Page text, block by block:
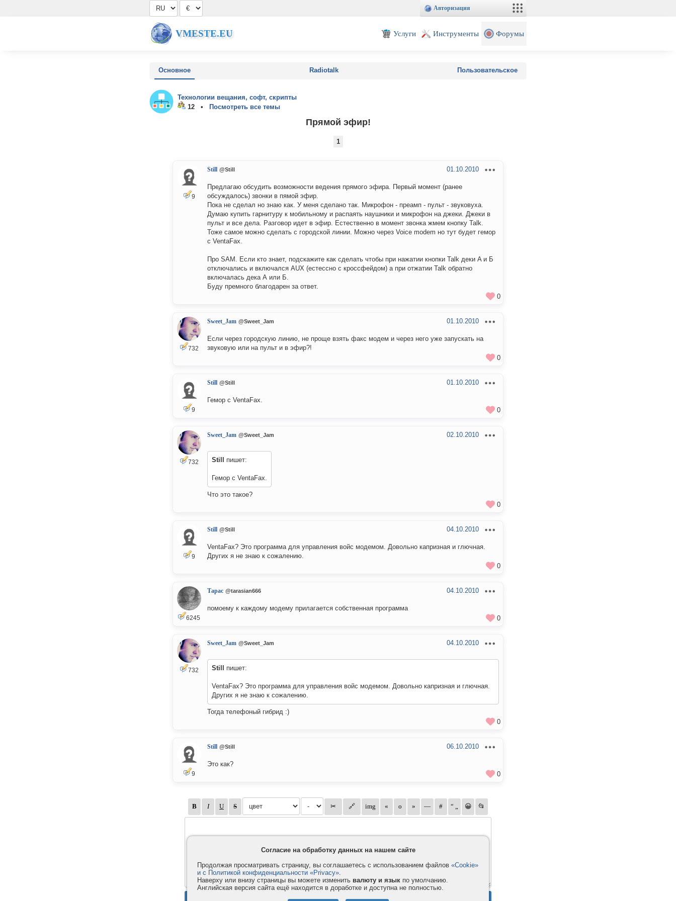
Авторизация
VMESTE.EU Услуги Инструменты Форумы
Основное Radiotalk Пользовательское
Технологии вещания, софт, скрипты
12 •
Посмотреть все темы
Прямой эфир!
1
9
Still @Still 01.10.2010
Предлагаю обсудить возможности ведения прямого эфира. Первый момент (ранее
обсуждалось) звонки в пямой эфир.
Пока не сделал но знаю как. У меня сделано так. Микрофон - преамп - пульт - звуковуха.
Думаю купить гарнитуру к мобильному и распаять наушники и микрофон на джеки. Джеки в
пульт и все дела. Разговор идет в эфир. Естественно в момент звонка жмем кнопку Talk.
Тоже самое можно сделать с городской линии. Можно через Voice modem но тут будет гемор
с VentaFax.
Про SAM. Если кто знает, подскажите как сделать чтобы при нажатии кнопки Talk деки A и Б
отключались и включался AUX (естессно с кроссфейдом) а при отжатии Talk обратно
включалась дека А или Б.
Буду премного благодарен за ответ.
0
732
Sweet_Jam @Sweet_Jam 01.10.2010
Если через городскую линию, не проще взять факс модем и через него уже запускать на
звуковую или на пульт и в эфир?!
0
9
Still @Still 01.10.2010
Гемор с VentaFax.
0
732
Sweet_Jam @Sweet_Jam 02.10.2010
Still пишет:
Гемор с VentaFax.
Что это такое?
0
9
Still @Still 04.10.2010
VentaFax? Это программа для управления войс модемом. Довольно капризная и глючная.
Других я не знаю к сожалению.
0
6245
Тарас @tarasian666 04.10.2010
помоему к каждому модему прилагается собственная программа
0
732
Sweet_Jam @Sweet_Jam 04.10.2010
Still пишет:
VentaFax? Это программа для управления войс модемом. Довольно капризная и глючная.
Других я не знаю к сожалению.
Тогда телефоный гибрид :)
0
9
Still @Still 06.10.2010
Это как?
0
Согласие на обработку данных на нашем сайте
Продолжая просматривать страницу, вы соглашаетесь с использованием файлов «Cookie»
и с Политикой конфиденциальности «Privacy».
Наверху или внизу страницы вы можете изменить валюту и язык по умолчанию.
Английская версия сайта ещё находится в доработке и доступна не полностью.